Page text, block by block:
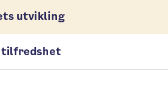
utvikling
tilfredshet